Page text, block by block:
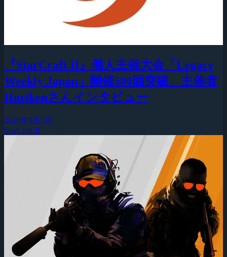
『StarCraft II』個人主催大会「Legacy
Weekly Japan」開催500回突破、主催者
Horikenさんインタビュー
2026年8月5日
StarCraft II